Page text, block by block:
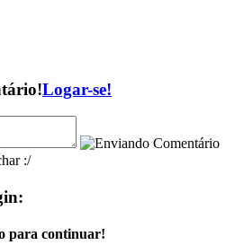
Logar-se!
:/
para continuar!